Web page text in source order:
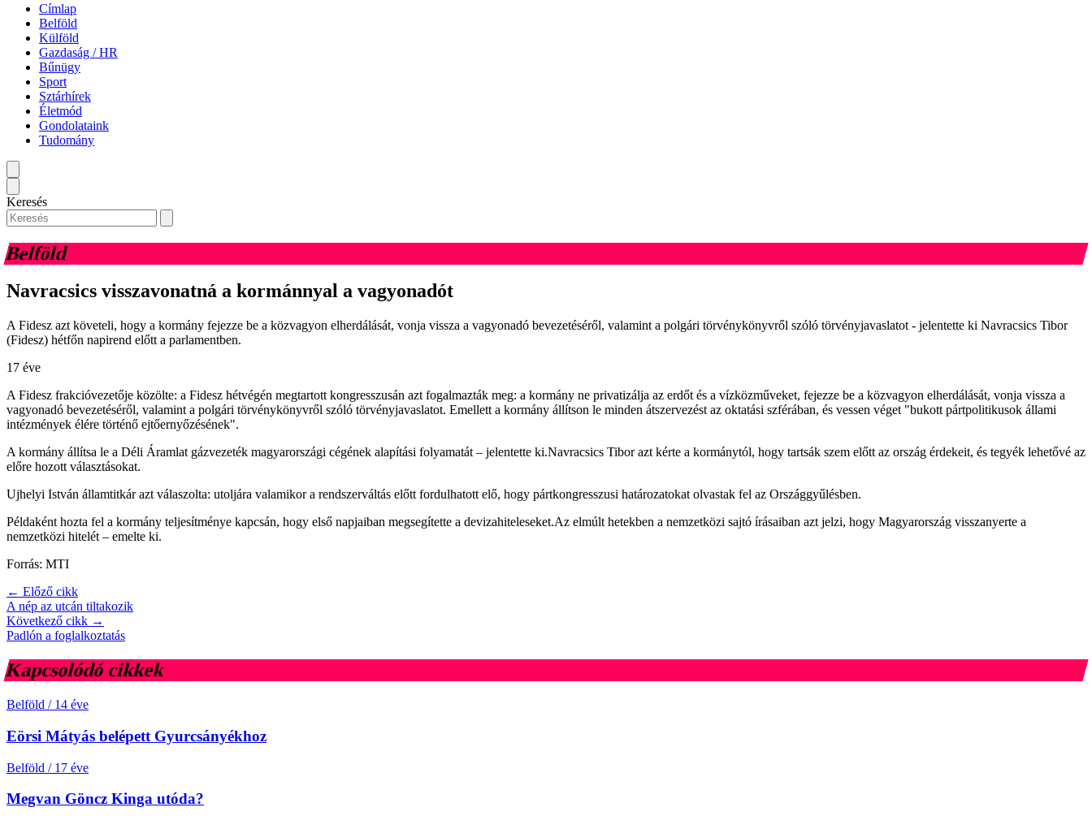
Címlap
Belföld
Külföld
Gazdaság / HR
Bűnügy
Sport
Sztárhírek
Életmód
Gondolataink
Tudomány
Keresés
Belföld
Navracsics visszavonatná a kormánnyal a vagyonadót
A Fidesz azt követeli, hogy a kormány fejezze be a közvagyon elherdálását, vonja vissza a vagyonadó bevezetéséről, valamint a polgári törvénykönyvről szóló törvényjavaslatot - jelentette ki Navracsics Tibor
(Fidesz) hétfőn napirend előtt a parlamentben.
17 éve
A Fidesz frakcióvezetője közölte: a Fidesz hétvégén megtartott kongresszusán azt fogalmazták meg: a kormány ne privatizálja az erdőt és a vízközműveket, fejezze be a közvagyon elherdálását, vonja vissza a
vagyonadó bevezetéséről, valamint a polgári törvénykönyvről szóló törvényjavaslatot. Emellett a kormány állítson le minden átszervezést az oktatási szférában, és vessen véget "bukott pártpolitikusok állami
intézmények élére történő ejtőernyőzésének".
A kormány állítsa le a Déli Áramlat gázvezeték magyarországi cégének alapítási folyamatát – jelentette ki.Navracsics Tibor azt kérte a kormánytól, hogy tartsák szem előtt az ország érdekeit, és tegyék lehetővé az
előre hozott választásokat.
Ujhelyi István államtitkár azt válaszolta: utoljára valamikor a rendszerváltás előtt fordulhatott elő, hogy pártkongresszusi határozatokat olvastak fel az Országgyűlésben.
Példaként hozta fel a kormány teljesítménye kapcsán, hogy első napjaiban megsegítette a devizahiteleseket.Az elmúlt hetekben a nemzetközi sajtó írásaiban azt jelzi, hogy Magyarország visszanyerte a
nemzetközi hitelét – emelte ki.
Forrás: MTI
← Előző cikk
A nép az utcán tiltakozik
Következő cikk →
Padlón a foglalkoztatás
Kapcsolódó cikkek
Belföld / 14 éve
Eörsi Mátyás belépett Gyurcsányékhoz
Belföld / 17 éve
Megvan Göncz Kinga utóda?